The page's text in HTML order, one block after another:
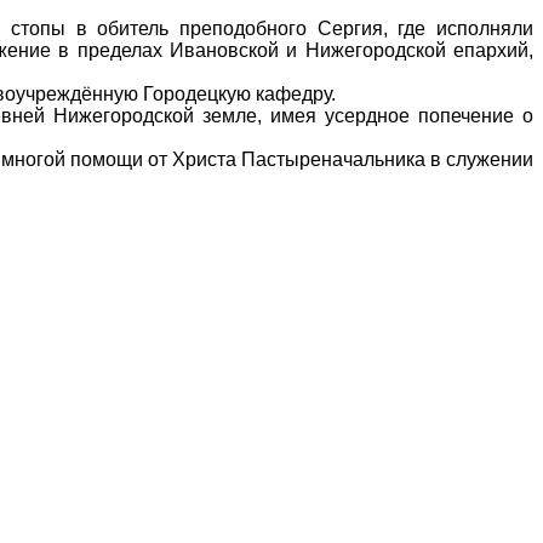
в обитель преподобного Сергия, где исполняли
в пределах Ивановской и Нижегородской епархий,
Городецкую кафедру.
Нижегородской земле, имея усердное попечение о
помощи от Христа Пастыреначальника в служении